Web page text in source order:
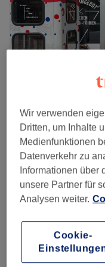
Sonntag
Suchen Sie den
Korneuburg bietet
Familie in
(Effektsträhnen).
Schnittstelle und
Peri
4,9
41
Böheimkirchen,
Auf Karte
Damen - Farbe
1 Std. 30 Min.
Damen -
Schnellansicht
Montag
Wir verwenden
Dritten, um Inhalte
Medienfunktionen
Datenverkehr zu
Informationen über
unsere Partner für
Analysen weiter.
Cookie-